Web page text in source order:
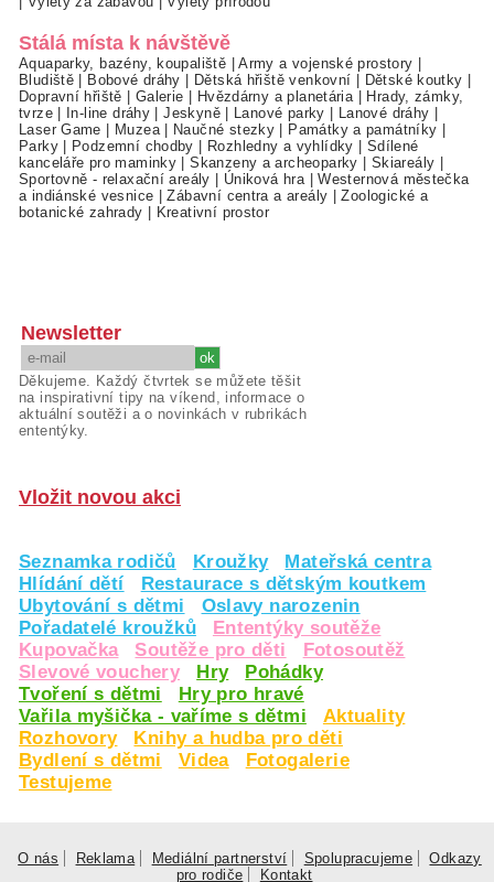
Stálá místa k návštěvě
Aquaparky, bazény, koupaliště |Army a vojenské prostory
Bludiště
Bobové dráhy Dětská hřiště venkovní Dětské koutky
Dopravní hřiště
Galerie Hvězdárny a planetária
Hrady, zámky,
tvrze| In-line dráhy |Jeskyně| Lanové parky Lanové dráhy
Laser Game
Muzea| Naučné stezky Památky a památníky
Parky| Podzemní chodby Rozhledny a vyhlídky
Sdílené
kanceláře pro maminky |Skanzeny a archeoparky Skiareály
Sportovně - relaxační areály
Úniková hra |Westernová městečka
a indiánské vesnice |Zábavní centra a areály |Zoologické a
botanické zahrady
Kreativní prostor
Newsletter
Děkujeme. Každý čtvrtek se můžete těšit
na inspirativní tipy na víkend, informace o
aktuální soutěži a o novinkách v rubrikách
ententýky.
Vložit novou akci
Seznamka rodičů Kroužky
Mateřská centra
Hlídání dětí
Restaurace s dětským koutkem
Ubytování s dětmi
Oslavy narozenin
Pořadatelé kroužků
Ententýky soutěže
Kupovačka
Soutěže pro děti
Fotosoutěž
Slevové vouchery
Hry
Pohádky
Tvoření s dětmi
Hry pro hravé
Vařila myšička - vaříme s dětmi
Aktuality
Rozhovory
Knihy a hudba pro děti
Bydlení s dětmi
Videa
Fotogalerie
Testujeme
O nás Reklama Mediální partnerství Spolupracujeme
Odkazy
pro rodiče
Kontakt